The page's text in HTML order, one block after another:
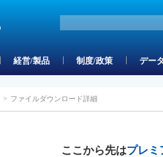
経営/製品 制度/政策 デー
> ファイルダウンロード詳細
ここから先はプレミ